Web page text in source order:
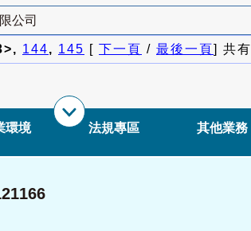
公司
144, 145 [ 下一頁 / 最後一頁] 共有
環境 法規專區 其他業務